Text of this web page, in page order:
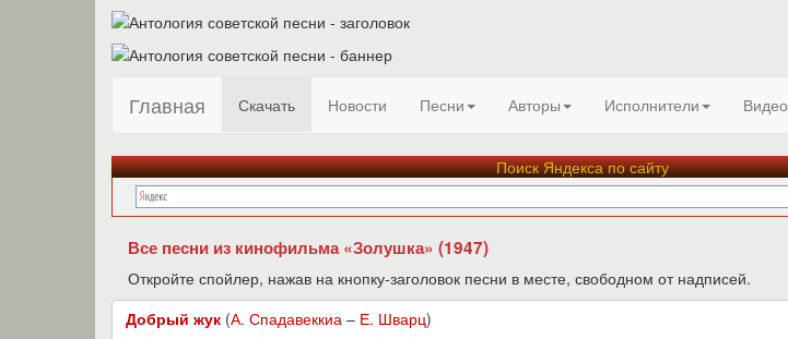
Главная Скачать Новости Песни Авторы Исполнители Видео
Поиск Яндекса по сайту
Все песни из кинофильма «Золушка» (1947)
Откройте спойлер, нажав на кнопку-заголовок песни в месте, свободном от надписей.
Добрый жук (А. Спадавеккиа – Е. Шварц)